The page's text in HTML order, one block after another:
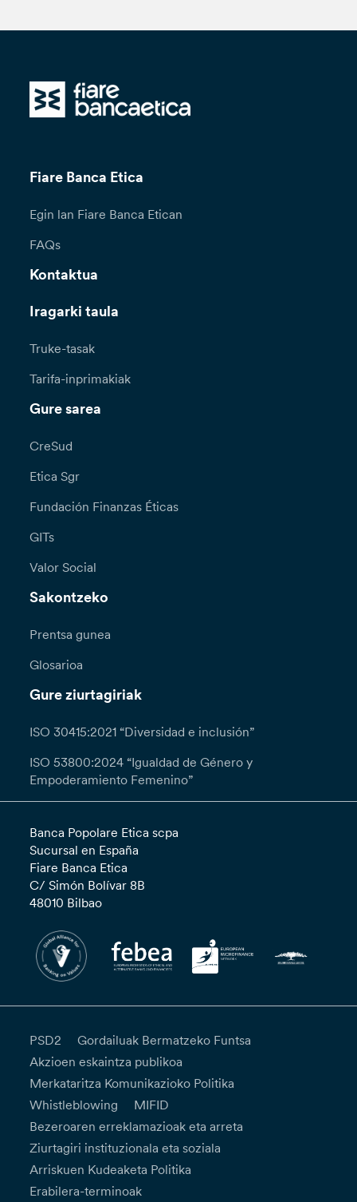
Fiare Banca Etica
Egin lan Fiare Banca Etican
FAQs
Kontaktua
Iragarki taula
Truke-tasak
Tarifa-inprimakiak
Gure sarea
CreSud
Etica Sgr
Fundación Finanzas Éticas
GITs
Valor Social
Sakontzeko
Prentsa gunea
Glosarioa
Gure ziurtagiriak
ISO 30415:2021 “Diversidad e inclusión”
ISO 53800:2024 “Igualdad de Género y
Empoderamiento Femenino”
Banca Popolare Etica scpa
Sucursal en España
Fiare Banca Etica
C/ Simón Bolívar 8B
48010 Bilbao
PSD2
Gordailuak Bermatzeko Funtsa
Akzioen eskaintza publikoa
Merkataritza Komunikazioko Politika
Whistleblowing
MIFID
Bezeroaren erreklamazioak eta arreta
Ziurtagiri instituzionala eta soziala
Arriskuen Kudeaketa Politika
Erabilera-terminoak